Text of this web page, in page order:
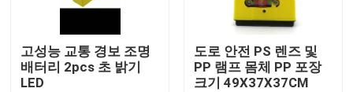
우리에 대하여
공장 여행
고성능 교통 경보 조명
배터리 2pcs 초 밝기
LED
도로 안전 PS 렌즈 및
PP 램프 몸체 PP 포장
크기 49X37X37CM